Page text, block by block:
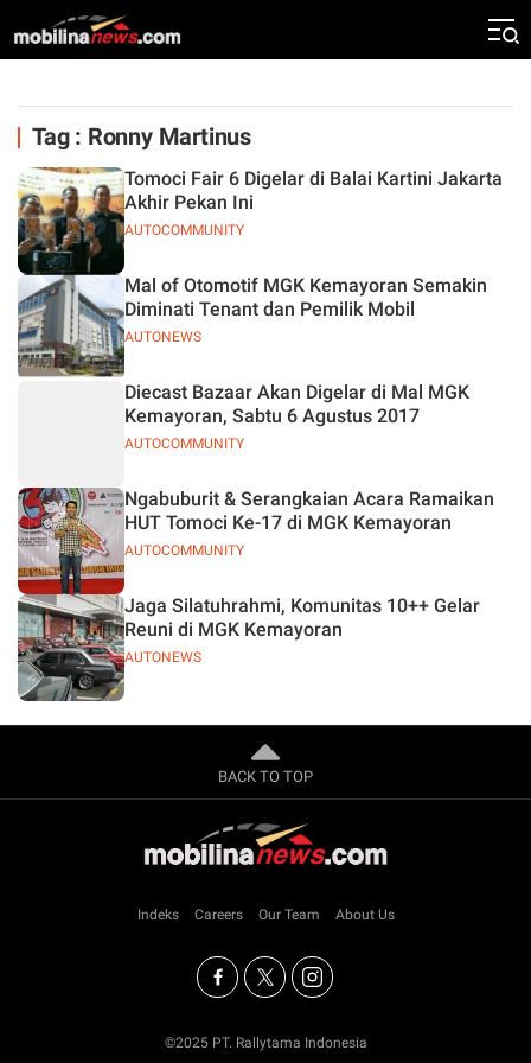
Tag : Ronny Martinus
AUTOCOMMUNITY
Tomoci Fair 6 Digelar di Balai Kartini Jakarta
Akhir Pekan Ini
AUTONEWS
Mal of Otomotif MGK Kemayoran Semakin
Diminati Tenant dan Pemilik Mobil
AUTOCOMMUNITY
Diecast Bazaar Akan Digelar di Mal MGK
Kemayoran, Sabtu 6 Agustus 2017
AUTOCOMMUNITY
Ngabuburit & Serangkaian Acara Ramaikan
HUT Tomoci Ke-17 di MGK Kemayoran
AUTONEWS
Jaga Silatuhrahmi, Komunitas 10++ Gelar
Reuni di MGK Kemayoran
BACK TO TOP
Indeks Careers Our Team About Us
©2025 PT. Rallytama Indonesia